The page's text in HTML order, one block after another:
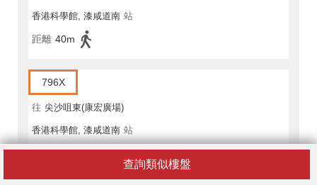
查詢類似樓盤
香港科學館, 漆咸道南 站
距離 40m
796X
往 尖沙咀東(康宏廣場)
香港科學館, 漆咸道南 站
距離 10m